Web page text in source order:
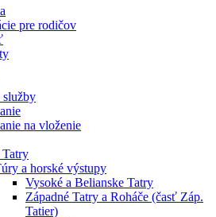
pre rodičov
služby
na vloženie
a horské výstupy
Vysoké a Belianske Tatry
Západné Tatry a Roháče (časť Záp.
Tatier)